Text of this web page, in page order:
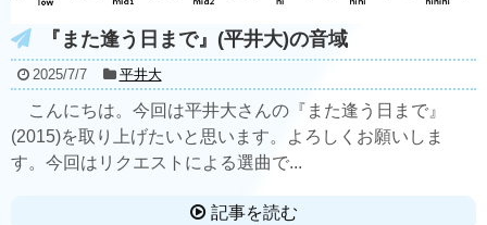
『また逢う日まで』(平井大)の音域
2025/7/7 平井大
こんにちは。今回は平井大さんの『また逢う日まで』
(2015)を取り上げたいと思います。よろしくお願いしま
す。今回はリクエストによる選曲で...
記事を読む